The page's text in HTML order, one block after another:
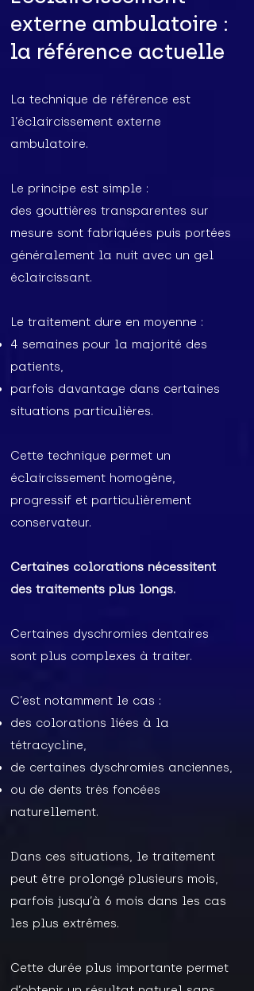
externe ambulatoire :
la référence actuelle
La technique de référence est
l’éclaircissement externe
ambulatoire.
Le principe est simple :
des gouttières transparentes sur
mesure sont fabriquées puis portées
généralement la nuit avec un gel
éclaircissant.
Le traitement dure en moyenne :
4 semaines pour la majorité des
patients,
parfois davantage dans certaines
situations particulières.
Cette technique permet un
éclaircissement homogène,
progressif et particulièrement
conservateur.
Certaines colorations nécessitent
des traitements plus longs.
Certaines dyschromies dentaires
sont plus complexes à traiter.
C’est notamment le cas :
des colorations liées à la
tétracycline,
de certaines dyschromies anciennes,
ou de dents très foncées
naturellement.
Dans ces situations, le traitement
peut être prolongé plusieurs mois,
parfois jusqu’à 6 mois dans les cas
les plus extrêmes.
Cette durée plus importante permet